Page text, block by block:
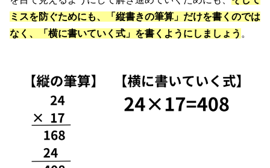
ミスを防ぐためにも、「縦書きの筆算」だけを書くのでは
なく、「横に書いていく式」を書くようにしましょう 。